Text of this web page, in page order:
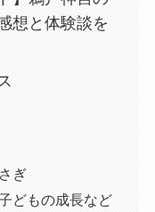
想と体験談を
ぎ
どもの成長など